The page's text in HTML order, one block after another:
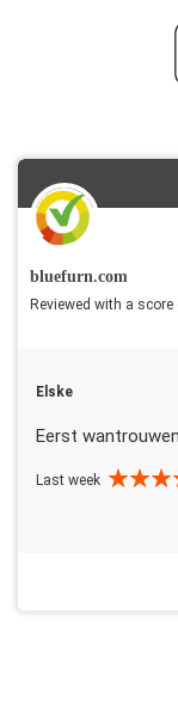
bluefurn.com
Reviewed with a score
Elske
Eerst
Last week